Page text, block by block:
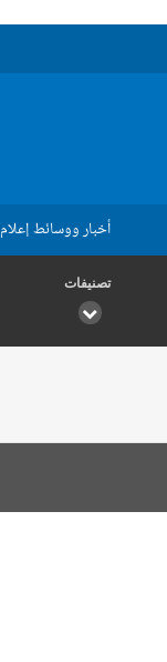
أخبار ووسائط إعلام
تصنيفات